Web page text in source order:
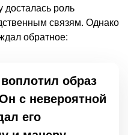
досталась роль
связям. Однако
обратное:
образ
с невероятной
его